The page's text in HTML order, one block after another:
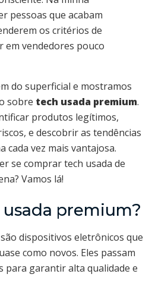
pessoas que acabam
os critérios de
em vendedores pouco
do superficial e mostramos
sobre tech usada premium.
produtos legítimos,
e descobrir as tendências
cada vez mais vantajosa.
se comprar tech usada de
Vamos lá!
premium?
são dispositivos eletrônicos que
como novos. Eles passam
para garantir alta qualidade e